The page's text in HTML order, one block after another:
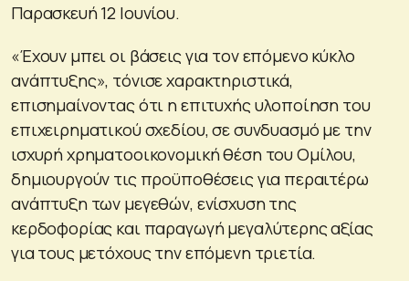
Παρασκευή 12 Ιουνίου.
«Έχουν μπει οι βάσεις για τον επόμενο κύκλο
ανάπτυξης», τόνισε χαρακτηριστικά,
επισημαίνοντας ότι η επιτυχής υλοποίηση του
επιχειρηματικού σχεδίου, σε συνδυασμό με την
ισχυρή χρηματοοικονομική θέση του Ομίλου,
δημιουργούν τις προϋποθέσεις για περαιτέρω
ανάπτυξη των μεγεθών, ενίσχυση της
κερδοφορίας και παραγωγή μεγαλύτερης αξίας
για τους μετόχους την επόμενη τριετία.